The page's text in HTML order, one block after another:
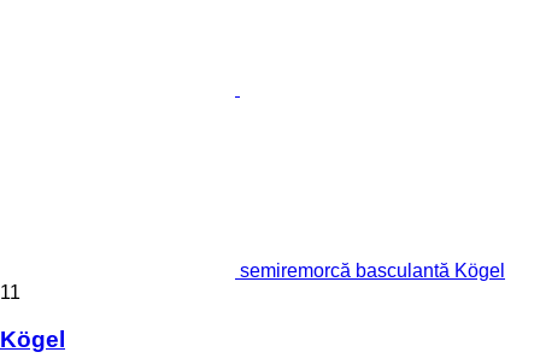
semiremorcă basculantă Kögel
11
Kögel